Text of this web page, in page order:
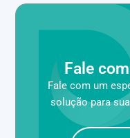
Fale
Fale com um
solução para